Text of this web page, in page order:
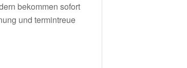
bekommen sofort
und termintreue